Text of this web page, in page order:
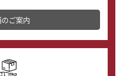
に出してお得に新しい時計
ご案内